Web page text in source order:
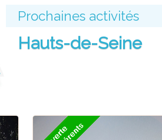
Prochaines activités
Hauts-de-Seine